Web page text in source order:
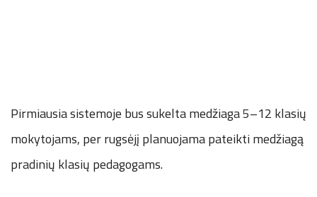
Pirmiausia sistemoje bus sukelta medžiaga 5–12 klasių
mokytojams, per rugsėjį planuojama pateikti medžiagą
pradinių klasių pedagogams.